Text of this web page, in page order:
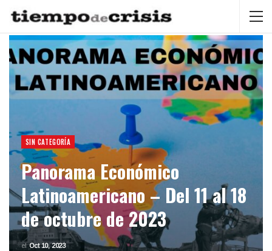
SIN CATEGORÍA
Panorama Económico
Latinoamericano – Del 11 al 18
de octubre de 2023
elOct 10, 2023